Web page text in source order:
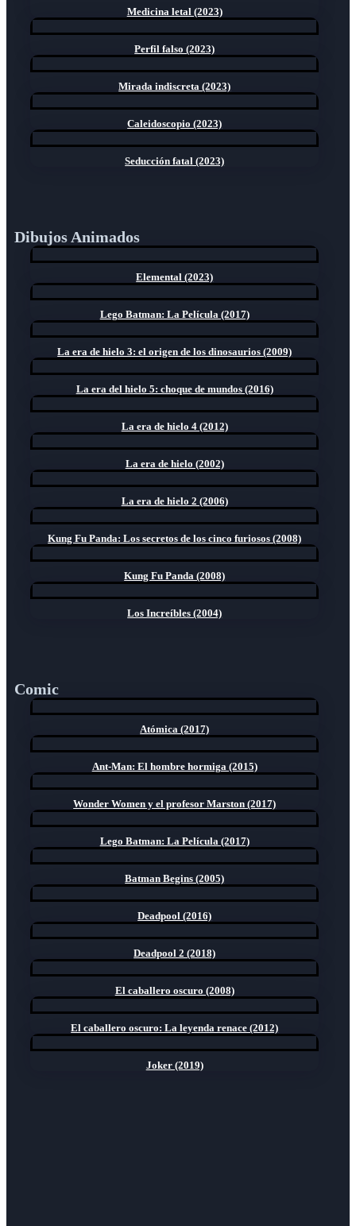
Medicina letal (2023)
Perfil falso (2023)
Mirada indiscreta (2023)
Caleidoscopio (2023)
Seducción fatal (2023)
Dibujos Animados
Elemental (2023)
Lego Batman: La Película (2017)
La era de hielo 3: el origen de los dinosaurios (2009)
La era del hielo 5: choque de mundos (2016)
La era de hielo 4 (2012)
La era de hielo (2002)
La era de hielo 2 (2006)
Kung Fu Panda: Los secretos de los cinco furiosos (2008)
Kung Fu Panda (2008)
Los Increíbles (2004)
Comic
Atómica (2017)
Ant-Man: El hombre hormiga (2015)
Wonder Women y el profesor Marston (2017)
Lego Batman: La Película (2017)
Batman Begins (2005)
Deadpool (2016)
Deadpool 2 (2018)
El caballero oscuro (2008)
El caballero oscuro: La leyenda renace (2012)
Joker (2019)